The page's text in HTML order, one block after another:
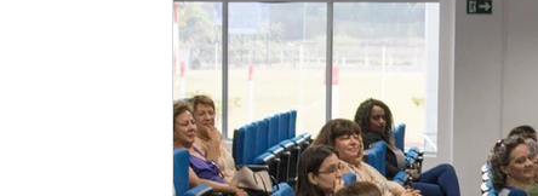
Livro Sintonia